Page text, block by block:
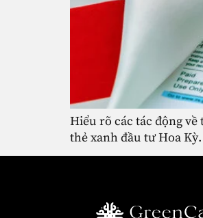
Hiểu rõ các tác động
thẻ xanh đầu tư Hoa Kỳ.